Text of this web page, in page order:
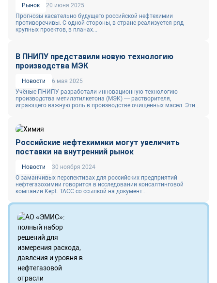
Рынок
20 июня 2025
Прогнозы касательно будущего российской нефтехимии
противоречивы. С одной стороны, в стране реализуется ряд
крупных проектов, в планах...
В ПНИПУ представили новую технологию
производства МЭК
Новости
6 мая 2025
Учёные ПНИПУ разработали инновационную технологию
производства метилэтилкетона (МЭК) — растворителя,
играющего важную роль в производстве очищенных масел. Эти...
Российские нефтехимики могут увеличить
поставки на внутренний рынок
Новости
30 ноября 2024
О заманчивых перспективах для российских предприятий
нефтегазохимии говорится в исследовании консалтинговой
компании Kept. ТАСС со ссылкой на документ...